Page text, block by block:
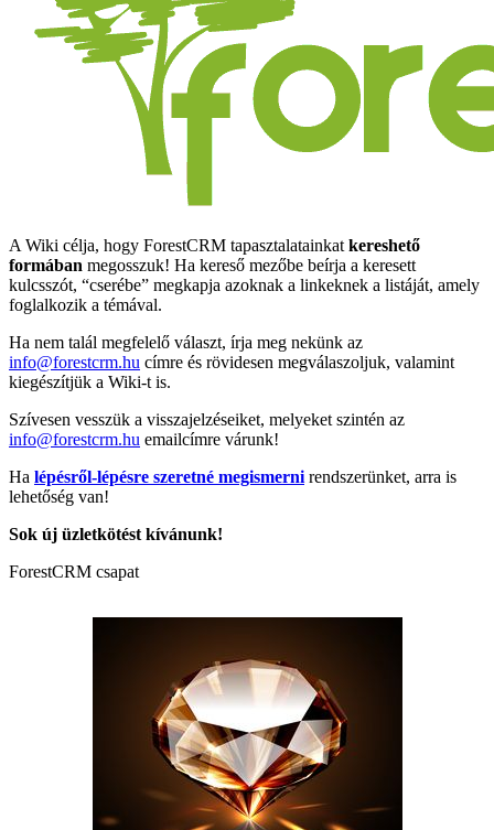
A Wiki célja, hogy ForestCRM tapasztalatainkat kereshető
formában megosszuk! Ha kereső mezőbe beírja a keresett
kulcsszót, “cserébe” megkapja azoknak a linkeknek a listáját, amely
foglalkozik a témával.
Ha nem talál megfelelő választ, írja meg nekünk az
info@forestcrm.hu címre és rövidesen megválaszoljuk, valamint
kiegészítjük a Wiki-t is.
Szívesen vesszük a visszajelzéseiket, melyeket szintén az
info@forestcrm.hu emailcímre várunk!
Ha lépésről-lépésre szeretné megismerni rendszerünket, arra is
lehetőség van!
Sok új üzletkötést kívánunk!
ForestCRM csapat